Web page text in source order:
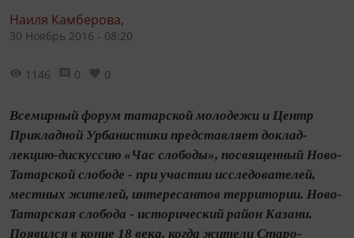
Наиля Камберова,
30 Ноябрь 2016 - 08:20
1146 0 0
Всемирный форум татарской молодежи и Центр
Прикладной Урбанистики представляет доклад-
лекцию-дискуссию «Час слободы», посвященный Ново-
Татарской слободе - при участии исследователей,
местных жителей, интересантов территории. Ново-
Татарская слобода - исторический район Казани.
Появился в конце 18 века, когда жители Старо-